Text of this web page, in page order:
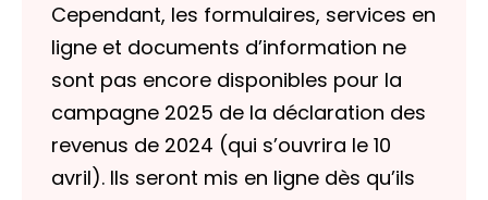
Cependant, les formulaires, services en
ligne et documents d’information ne
sont pas encore disponibles pour la
campagne 2025 de la déclaration des
revenus de 2024 (qui s’ouvrira le 10
avril). Ils seront mis en ligne dès qu’ils